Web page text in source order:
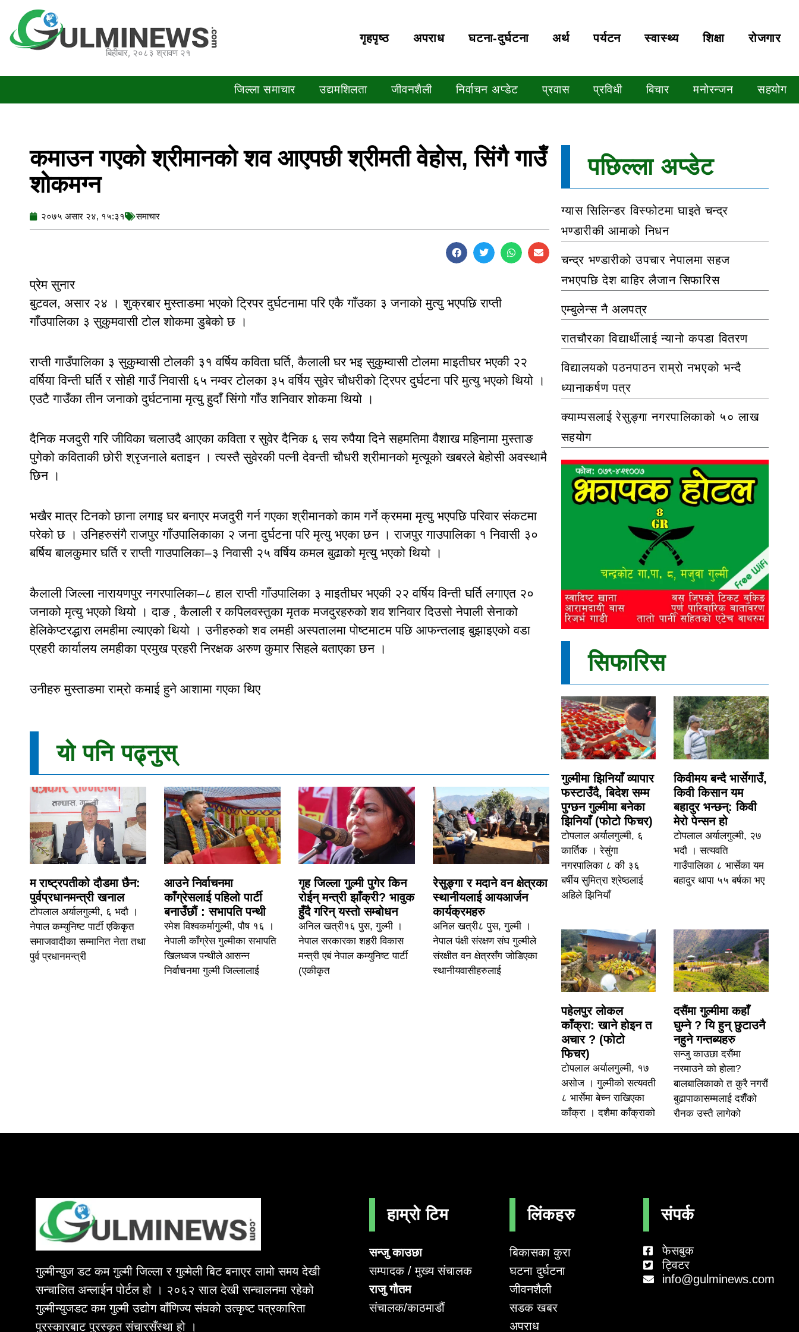
content
बिहीबार, २०८३ श्रावण २१
गृहपृष्‍ठ अपराध घटना-दुर्घटना अर्थ पर्यटन स्वास्थ्य शिक्षा रोजगार
जिल्ला समाचार उद्यमशिलता जीवनशैली निर्वाचन अप्डेट प्रवास प्रविधी बिचार मनोरन्जन सहयोग
कमाउन गएको श्रीमानको शव आएपछी श्रीमती वेहोस, सिंगै गाउँ
शोकमग्न
२०७५ असार २४, १५:३१ समाचार
प्रेम सुनार
बुटवल, असार २४ । शुक्रबार मुस्ताङमा भएको ट्रिपर दुर्घटनामा परि एकै गाँउका ३ जनाको मुत्यु भएपछि राप्ती
गाँउपालिका ३ सुकुमवासी टोल शोकमा डुबेको छ ।
राप्ती गाउँपालिका ३ सुकुम्वासी टोलकी ३१ वर्षिय कविता घर्ति, कैलाली घर भइ सुकुम्वासी टोलमा माइतीघर भएकी २२
वर्षिया विन्ती घर्ति र सोही गाउँ निवासी ६५ नम्वर टोलका ३५ वर्षिय सुवेर चौधरीको ट्रिपर दुर्घटना परि मुत्यु भएको थियो ।
एउटै गाउँका तीन जनाको दुर्घटनामा मृत्यु हुदाँ सिंगो गाँउ शनिवार शोकमा थियो ।
दैनिक मजदुरी गरि जीविका चलाउदै आएका कविता र सुवेर दैनिक ६ सय रुपैया दिने सहमतिमा वैशाख महिनामा मुस्ताङ
पुगेको कविताकी छोरी श्रृजनाले बताइन । त्यस्तै सुवेरकी पत्नी देवन्ती चौधरी श्रीमानको मृत्यूको खबरले बेहोसी अवस्थामै
छिन ।
भखैर मात्र टिनको छाना लगाइ घर बनाएर मजदुरी गर्न गएका श्रीमानको काम गर्ने क्रममा मृत्यु भएपछि परिवार संकटमा
परेको छ । उनिहरुसंगै राजपुर गाँउपालिकाका २ जना दुर्घटना परि मृत्यु भएका छन । राजपुर गाउपालिका १ निवासी ३०
बर्षिय बालकुमार घर्ति र राप्ती गाउपालिका–३ निवासी २५ वर्षिय कमल बुढाको मृत्यु भएको थियो ।
कैलाली जिल्ला नारायणपुर नगरपालिका–८ हाल राप्ती गाँउपालिका ३ माइतीघर भएकी २२ वर्षिय विन्ती घर्ति लगाएत २०
जनाको मृत्यु भएको थियो । दाङ , कैलाली र कपिलवस्तुका मृतक मजदुरहरुको शव शनिवार दिउसो नेपाली सेनाको
हेलिकेप्टरद्धारा लमहीमा ल्याएको थियो । उनीहरुको शव लमही अस्पतालमा पोष्टमाटम पछि आफन्तलाइ बुझाइएको वडा
प्रहरी कार्यालय लमहीका प्रमुख प्रहरी निरक्षक अरुण कुमार सिहले बताएका छन ।
उनीहरु मुस्ताङमा राम्रो कमाई हुने आशामा गएका थिए
यो पनि पढ्नुस्
म राष्ट्रपतीको दौडमा छैन:
पुर्वप्रधानमन्त्री खनाल
टोपलाल अर्यालगुल्मी, ६ भदौ ।
नेपाल कम्युनिष्ट पार्टी एकिकृत
समाजवादीका सम्मानित नेता तथा
पुर्व प्रधानमन्त्री
आउने निर्वाचनमा
काँग्रेसलाई पहिलो पार्टी
बनाउँछौं : सभापति पन्थी
रमेश विश्वकर्मागुल्मी, पौष १६ ।
नेपाली काँग्रेस गुल्मीका सभापति
खिलध्वज पन्थीले आसन्न
निर्वाचनमा गुल्मी जिल्लालाई
गृह जिल्ला गुल्मी पुगेर किन
रोईन् मन्त्री झाँक्री? भावुक
हुँदै गरिन् यस्तो सम्बोधन
अनिल खत्री१६ पुस, गुल्मी ।
नेपाल सरकारका शहरी विकास
मन्त्री एबं नेपाल कम्युनिष्ट पार्टी
(एकीकृत
रेसुङ्गा र मदाने वन क्षेत्रका
स्थानीयलाई आयआर्जन
कार्यक्रमहरु
अनिल खत्री८ पुस, गुल्मी ।
नेपाल पंक्षी संरक्षण संघ गुल्मीले
संरक्षीत वन क्षेत्रसँग जोडिएका
स्थानीयवासीहरुलाई
पछिल्ला अप्डेट
ग्यास सिलिन्डर विस्फोटमा घाइते चन्द्र
भण्डारीकी आमाको निधन
चन्द्र भण्डारीको उपचार नेपालमा सहज
नभएपछि देश बाहिर लैजान सिफारिस
एम्बुलेन्स नै अलपत्र
रातचौरका विद्यार्थीलाई न्यानो कपडा वितरण
विद्यालयको पठनपाठन राम्रो नभएको भन्दै
ध्यानाकर्षण पत्र
क्याम्पसलाई रेसुङ्गा नगरपालिकाको ५० लाख
सहयोग
सिफारिस
गुल्मीमा झिनियाँ व्यापार
फस्टाउँदै, बिदेश सम्म
पुग्छन गुल्मीमा बनेका
झिनियाँ (फोटो फिचर)
टोपलाल अर्यालगुल्मी, ६
कार्तिक । रेसुंगा
नगरपालिका ८ की ३६
बर्षीय सुमित्रा श्रेष्ठलाई
अहिले झिनियाँ
किवीमय बन्दै भार्सेगाउँ,
किवी किसान यम
बहादुर भन्छन्: किवी
मेरो पेन्सन हो
टोपलाल अर्यालगुल्मी, २७
भदौ । सत्यवति
गाउँपालिका ८ भार्सेका यम
बहादुर थापा ५५ बर्षका भए
पहेलपुर लोकल
काँक्रा: खाने होइन त
अचार ? (फोटो
फिचर)
टोपलाल अर्यालगुल्मी, १७
असोज । गुल्मीको सत्यवती
८ भार्सेमा बेच्न राखिएका
काँक्रा । दशैमा काँक्राको
दसैंमा गुल्मीमा कहाँ
घुम्ने ? यि हुन् छुटाउनै
नहुने गन्तब्यहरु
सन्जु काउछा दसैंमा
नरमाउने को होला?
बालबालिकाको त कुरै नगरौं
बुढापाकासम्मलाई दशैँको
रौनक उस्तै लागेको
गुल्मीन्युज डट कम गुल्मी जिल्ला र गुल्मेली बिट बनाएर लामो समय देखी
सन्चालित अन्लाईन पोर्टल हो । २०६२ साल देखी सन्चालनमा रहेको
गुल्मीन्युजडट कम गुल्मी उद्योग बाँणिज्य संघको उत्कृष्ट पत्रकारिता
पुरस्कारबाट पुरस्कृत संचारसँस्था हो ।
हाम्रो टिम
सन्जु काउछा
सम्पादक / मुख्य संचालक
राजु गौतम
संचालक/काठमाडौं
लिंकहरु
बिकासका कुरा
घटना दुर्घटना
जीवनशैली
सडक खबर
अपराध
संपर्क
फेसबुक
ट्विटर
info@gulminews.com